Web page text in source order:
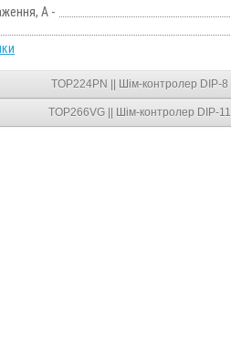
А -
TOP224PN || Шім-контролер DIP-8
TOP266VG || Шім-контролер DIP-11